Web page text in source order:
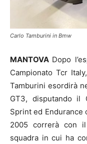
Carlo Tamburini in Bmw
MANTOVA Dopo
Campionato Tcr
Tamburini esordirà
GT3, disputando il
Sprint ed Endurance
2005 correrà con
squadra in cui ha